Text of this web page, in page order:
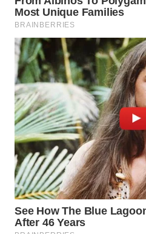
WN
KEPULAUAN
SERIBU
WN
TANGERANG
WN
BINJAI
WN
CIREBON
WN